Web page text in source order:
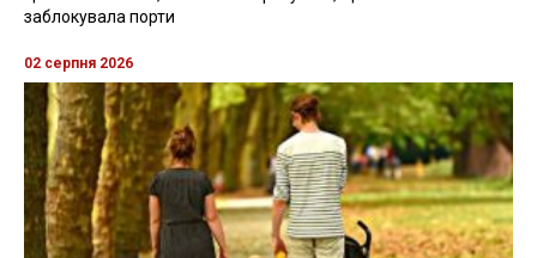
заблокувала порти
02 серпня 2026